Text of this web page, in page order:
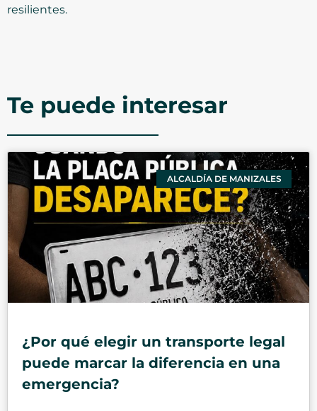
resilientes.
Te puede interesar
ALCALDÍA DE MANIZALES
¿Por qué elegir un transporte legal
puede marcar la diferencia en una
emergencia?